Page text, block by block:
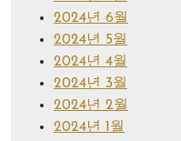
2024년 6월
2024년 5월
2024년 4월
2024년 3월
2024년 2월
2024년 1월